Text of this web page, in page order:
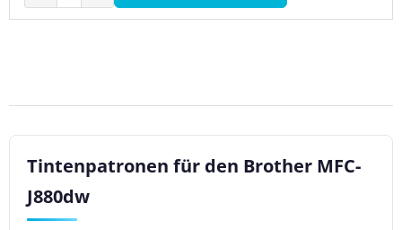
Tintenpatronen für den Brother MFC-
J880dw